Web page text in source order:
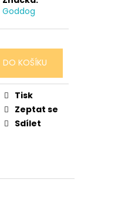
Goddog
DO KOŠÍKU
Tisk
Zeptat se
Sdílet